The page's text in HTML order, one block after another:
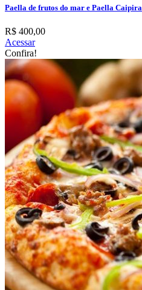
Paella de frutos do mar e Paella Caipira
R$ 400,00
Acessar
Confira!